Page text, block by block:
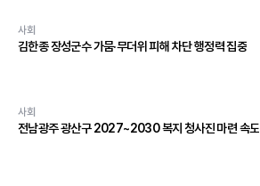
사회
김한종 장성군수 가뭄·무더위 피해 차단 행정력 집중
사회
전남광주 광산구 2027~2030 복지 청사진 마련 속도